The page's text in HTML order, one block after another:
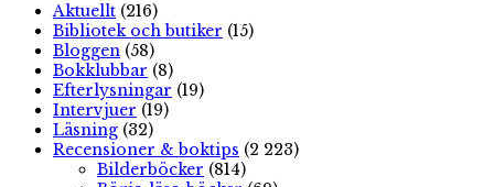
Aktuellt (216)
Bibliotek och butiker (15)
Bloggen (58)
Bokklubbar (8)
Efterlysningar (19)
Intervjuer (19)
Läsning (32)
Recensioner & boktips (2 223)
Bilderböcker (814)